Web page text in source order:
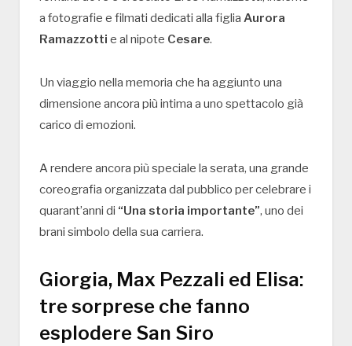
a fotografie e filmati dedicati alla figlia Aurora
Ramazzotti e al nipote Cesare.
Un viaggio nella memoria che ha aggiunto una
dimensione ancora più intima a uno spettacolo già
carico di emozioni.
A rendere ancora più speciale la serata, una grande
coreografia organizzata dal pubblico per celebrare i
quarant’anni di “Una storia importante”, uno dei
brani simbolo della sua carriera.
Giorgia, Max Pezzali ed Elisa:
tre sorprese che fanno
esplodere San Siro